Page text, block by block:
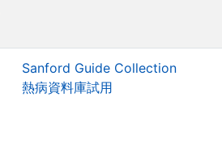
Sanford Guide Collection
熱病資料庫試用